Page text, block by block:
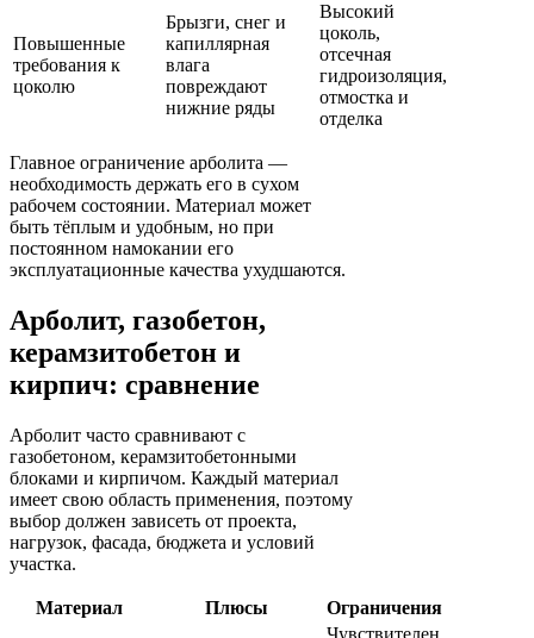
Повышенные
требования к
цоколю
Брызги, снег и
капиллярная
влага
повреждают
нижние ряды
Высокий
цоколь,
отсечная
гидроизоляция,
отмостка и
отделка
Главное ограничение арболита —
необходимость держать его в сухом
рабочем состоянии. Материал может
быть тёплым и удобным, но при
постоянном намокании его
эксплуатационные качества ухудшаются.
Арболит, газобетон,
керамзитобетон и
кирпич: сравнение
Арболит часто сравнивают с
газобетоном, керамзитобетонными
блоками и кирпичом. Каждый материал
имеет свою область применения, поэтому
выбор должен зависеть от проекта,
нагрузок, фасада, бюджета и условий
участка.
Материал Плюсы Ограничения
Чувствителен